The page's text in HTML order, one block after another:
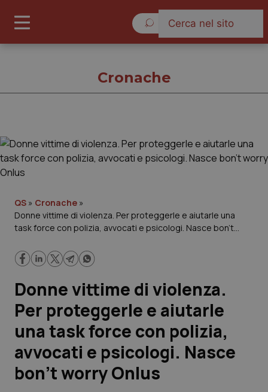
Cronache
Governo e Parlamento
Regioni e Asl
Lavoro e Professioni
Scienza e Farmaci
Studi e Analisi
Lettere al direttore
Cronache
QS » Cronache »
Donne vittime di violenza. Per proteggerle e aiutarle una
task force con polizia, avvocati e psicologi. Nasce bon’t
Donne vittime di violenza.
Per proteggerle e aiutarle
una task force con polizia,
avvocati e psicologi. Nasce
bon’t worry Onlus